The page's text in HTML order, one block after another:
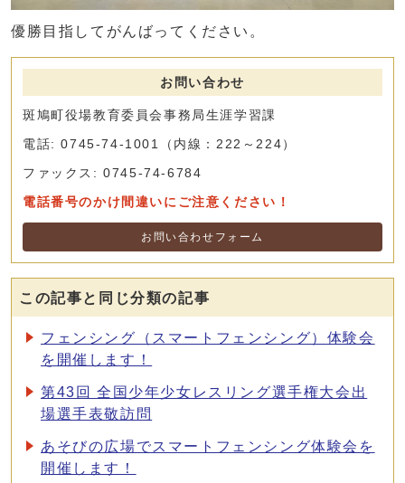
優勝目指してがんばってください。
お問い合わせ
斑鳩町役場教育委員会事務局生涯学習課
電話: 0745-74-1001（内線：222～224）
ファックス: 0745-74-6784
電話番号のかけ間違いにご注意ください！
お問い合わせフォーム
この記事と同じ分類の記事
フェンシング（スマートフェンシング）体験会
を開催します！
第43回 全国少年少女レスリング選手権大会出
場選手表敬訪問
あそびの広場でスマートフェンシング体験会を
開催します！